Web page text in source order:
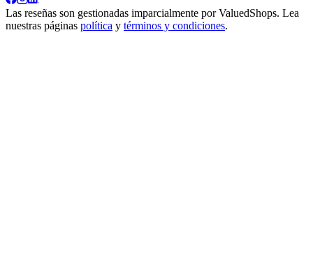
Las reseñas son gestionadas imparcialmente porValuedShops. Lea
nuestras páginas política y términos y condiciones.